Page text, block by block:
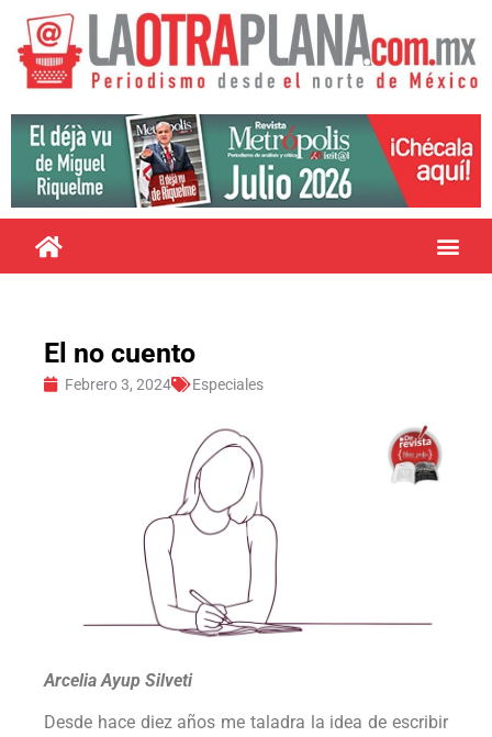
El no cuento
Febrero 3, 2024 Especiales
Arcelia Ayup Silveti
Desde hace diez años me taladra la idea de escribir